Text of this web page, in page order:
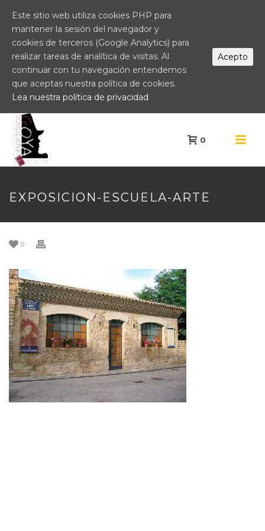
0
EXPOSICION-ESCUELA-ARTE
0
Este sitio web utiliza cookies PHP para
mantener la sesión del navegador y
cookies de terceros (Google Analytics) para
realizar tareas de analítica de visitas. Al
continuar con tu navegación entendemos
que aceptas nuestra política de cookies.
Lea nuestra política de privacidad
Acepto